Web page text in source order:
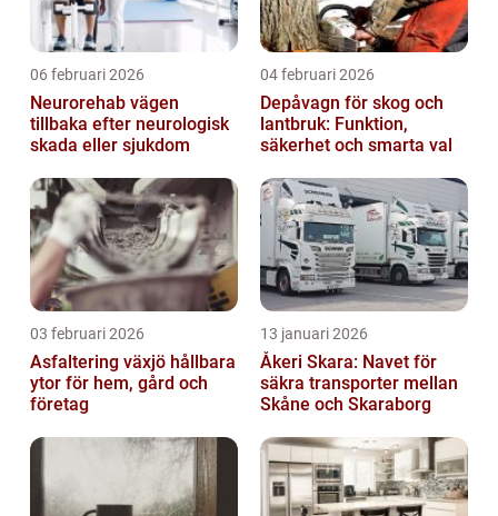
06 februari 2026
Neurorehab vägen
tillbaka efter neurologisk
skada eller sjukdom
04 februari 2026
Depåvagn för skog och
lantbruk: Funktion,
säkerhet och smarta val
03 februari 2026
Asfaltering växjö hållbara
ytor för hem, gård och
företag
13 januari 2026
Åkeri Skara: Navet för
säkra transporter mellan
Skåne och Skaraborg